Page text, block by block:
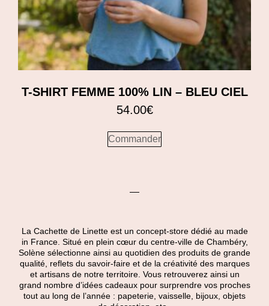
T-SHIRT FEMME 100% LIN – BLEU CIEL
54.00€
Commander
La Cachette de Linette est un concept-store dédié au made
in France. Situé en plein cœur du centre-ville de Chambéry,
Solène sélectionne ainsi au quotidien des produits de grande
qualité, reflets du savoir-faire et de la créativité des marques
et artisans de notre territoire. Vous retrouverez ainsi un
grand nombre d’idées cadeaux pour surprendre vos proches
tout au long de l’année : papeterie, vaisselle, bijoux, objets